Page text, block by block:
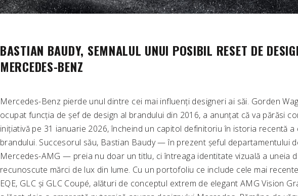
BASTIAN BAUDY, SEMNALUL UNUI POSIBIL RESET DE
MERCEDES-BENZ
Mercedes-Benz pierde unul dintre cei mai influenți designeri ai săi. Gorden
ocupat funcția de șef de design al brandului din 2016, a anunțat că va părăsi
inițiativă pe 31 ianuarie 2026, încheind un capitol definitoriu în istoria recentă a
brandului. Succesorul său, Bastian Baudy — în prezent șeful departamentului
Mercedes-AMG — preia nu doar un titlu, ci întreaga identitate vizuală a uneia
recunoscute mărci de lux din lume. Cu un portofoliu ce include cele mai
EQE, GLC și GLC Coupé, alături de conceptul extrem de elegant AMG Vision